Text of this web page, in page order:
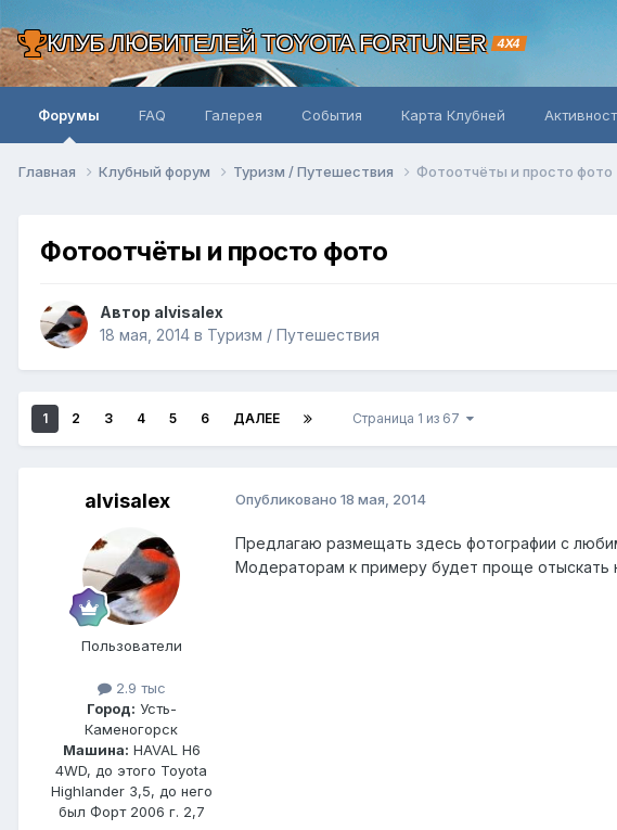
КЛУБ ЛЮБИТЕЛЕЙ TOYOTA FORTUNER 4X4
Форумы FAQ Галерея События Карта Клубней
Главная Клубный форум Туризм / Путешествия Фотоотчёты и просто фото
Фотоотчёты и просто фото
Автор alvisalex
18 мая, 2014 в Туризм / Путешествия
1 2 3 4 5 6 ДАЛЕЕ Страница 1 из 67
alvisalex
Пользователи
2.9 тыс
Город: Усть-
Каменогорск
Машина: HAVAL H6
4WD, до этого Toyota
Highlander 3,5, до него
был Форт 2006 г. 2,7
Опубликовано 18 мая, 2014
Предлагаю размещать здесь фотографии с
Модераторам к примеру будет проще